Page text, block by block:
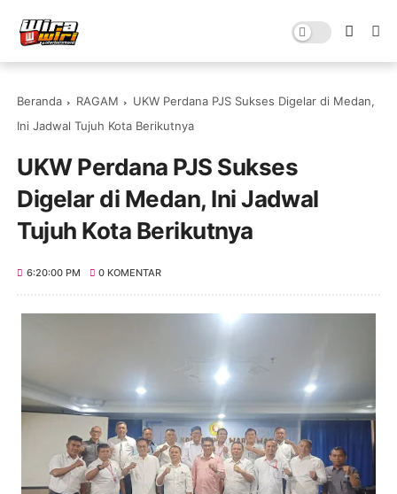
Beranda RAGAM
UKW Perdana PJS Sukses Digelar di Medan,
Ini Jadwal Tujuh Kota Berikutnya
UKW Perdana PJS Sukses
Digelar di Medan, Ini Jadwal
Tujuh Kota Berikutnya
6:20:00 PM 0 KOMENTAR